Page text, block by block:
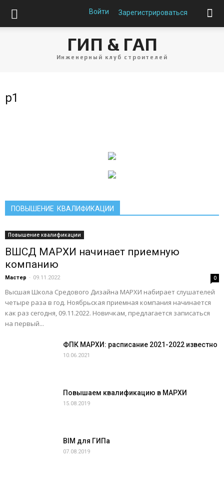
Войти Зарегистрироваться
ГИП & ГАП
Инженерный клуб строителей
p1
ПОВЫШЕНИЕ КВАЛИФИКАЦИИ
Повышение квалификации
ВШСД МАРХИ начинает приемную
компанию
Мастер - 09.11.2022 0
Высшая Школа Средового Дизайна МАРХИ набирает слушателей
четыре раза в год. Ноябрьская приемная компания начинается
как раз сегодня, 09.11.2022. Новичкам, предлагается записаться
на первый...
ФПК МАРХИ: расписание 2021-2022 известно
10.06.2021
Повышаем квалификацию в МАРХИ
15.08.2019
BIM для ГИПа
07.08.2019